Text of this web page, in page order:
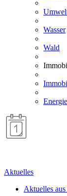
Wasser
Wald
Aktuelles
Aktuelles